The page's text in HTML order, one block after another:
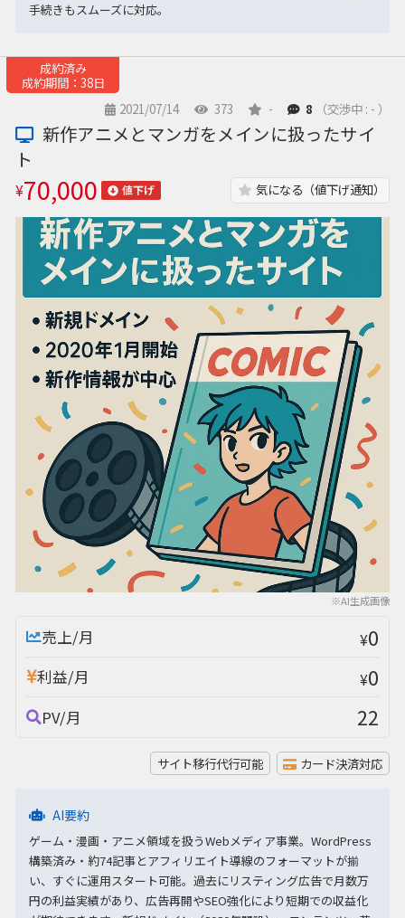
手続きもスムーズに対応。
成約済み
成約期間：38日
2021/07/14
373 - 8 （交渉中 : - ）
※AI生成画像
新作アニメとマンガをメインに扱ったサイ
ト
¥70,000 値下げ 気になる（値下げ通知）
売上/月 ¥0
利益/月 ¥0
PV/月 22
サイト移行代行可能 カード決済対応
AI要約
ゲーム・漫画・アニメ領域を扱うWebメディア事業。WordPress
構築済み・約74記事とアフィリエイト導線のフォーマットが揃
い、すぐに運用スタート可能。過去にリスティング広告で月数万
円の利益実績があり、広告再開やSEO強化により短期での収益化